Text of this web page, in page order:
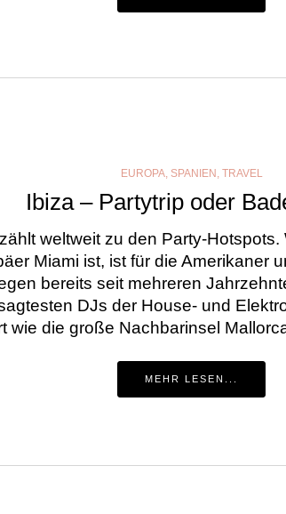
EUROPA, SPANIEN , TRAVEL
Ibiza – Partytrip oder
weltweit zu den Party-Hotspots.
Miami ist, ist für die Amerikaner
bereits seit mehreren
DJs der House- und
wie die große Nachbarinsel
MEHR LESEN...